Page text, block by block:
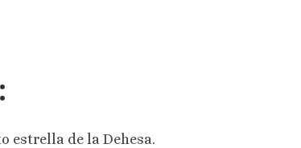
estrella de la Dehesa.